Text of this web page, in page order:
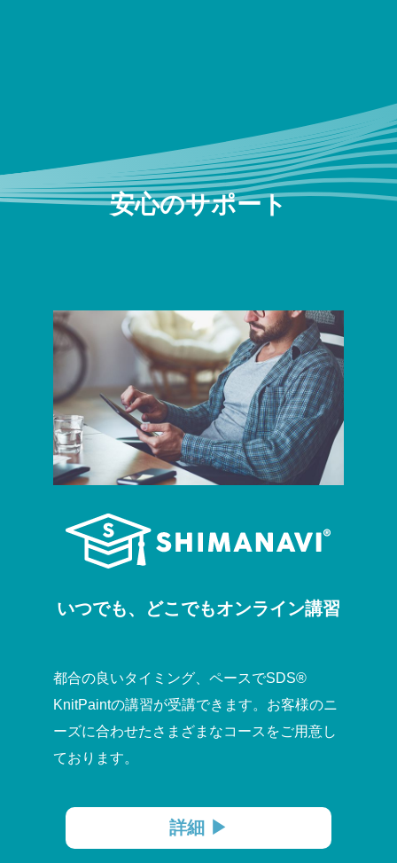
安心のサポート
いつでも、どこでもオンライン講習
都合の良いタイミング、ペースでSDS®
KnitPaintの講習が受講できます。お客様のニ
ーズに合わせたさまざまなコースをご用意し
ております。
詳細 ▶